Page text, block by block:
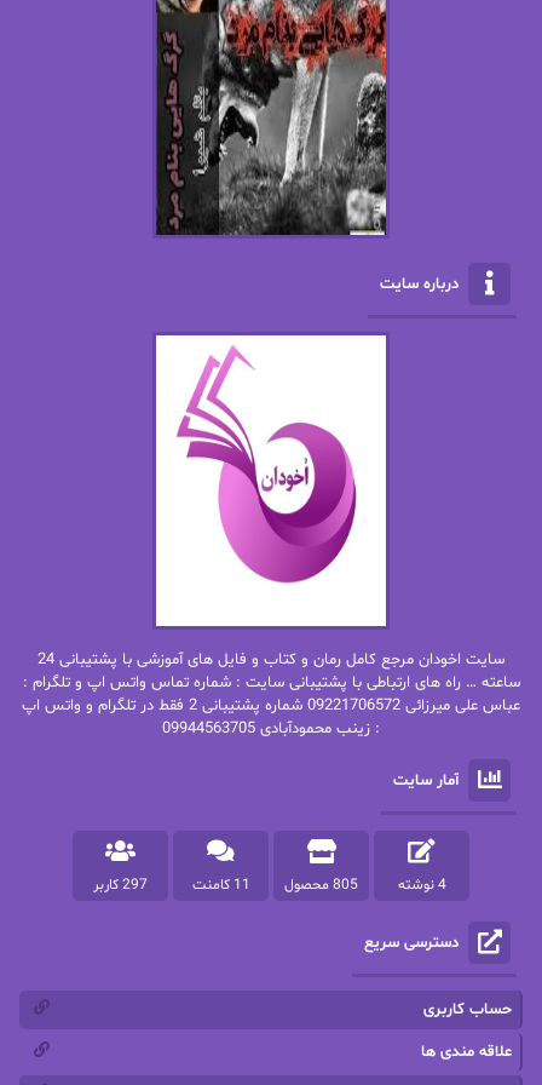
اصغر زاده
اکرم محمدی
الف صاد
الکساندر دوما
الناز پاکپور‌
الناز محمدی
امیر فرهی
باران
بهار سلطانی
بهاره شیرازی
بهاره.م
بیتا فرخی
پاتریشیا ویلسون پرتو فرهمند
پرستو اسحقی
پرستو مهاجر
پرهام رسولی
پروانه قدیمی پروانه محمدی
پریسا شکور(طوفان خاموش)
پنلوپه وارد
درباره سایت
سایت اخودان مرجع کامل رمان و کتاب و فایل های آموزشی با پشتیبانی 24
ساعته … راه های ارتباطی با پشتیبانی سایت : شماره تماس واتس اپ و تلگرام :
عباس علی میرزائی 09221706572 شماره پشتیبانی 2 فقط در تلگرام و واتس اپ
: زینب محمودآبادی 09944563705
آمار سایت
4 نوشته 805 محصول 11 کامنت 297 کاربر
دسترسی سریع
حساب کاربری
علاقه مندی ها